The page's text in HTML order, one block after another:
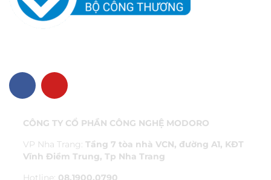
CÔNG TY CỔ PHẦN CÔNG NGHỆ MODORO
VP Nha Trang: Tầng 7 tòa nhà VCN, đường A1, KĐT
Vĩnh Điềm Trung, Tp Nha Trang
Hotline: 08.1900.0790